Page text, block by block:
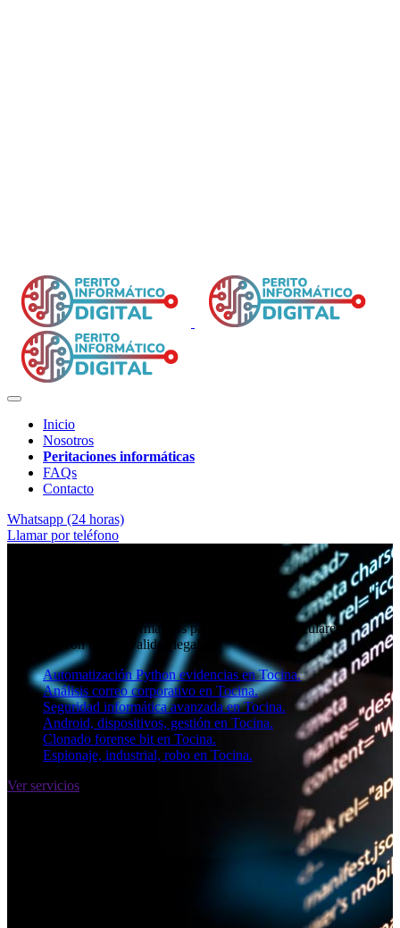
Inicio
Nosotros
Peritaciones informáticas
FAQs
Contacto
Whatsapp (24 horas)
Llamar por teléfono
Informes periciales informáticos para empresas, particulares y
abogados con toda la validez legal.
Automatización Python evidencias en Tocina.
Análisis correo corporativo en Tocina.
Seguridad informática avanzada en Tocina.
Android, dispositivos, gestión en Tocina.
Clonado forense bit en Tocina.
Espionaje, industrial, robo en Tocina.
Ver servicios